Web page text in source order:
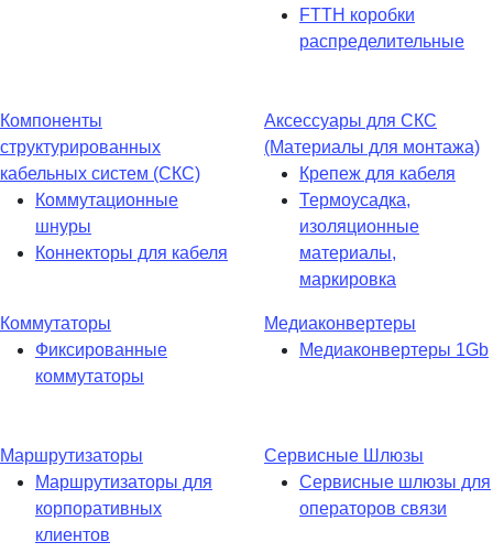
FTTH коробки
распределительные
Компоненты
структурированных
кабельных систем (СКС)
Коммутационные
шнуры
Коннекторы для кабеля
Аксессуары для СКС
(Материалы для монтажа)
Крепеж для кабеля
Термоусадка,
изоляционные
материалы,
маркировка
Коммутаторы
Фиксированные
коммутаторы
Медиаконвертеры
Медиаконвертеры 1Gb
Маршрутизаторы
Маршрутизаторы для
корпоративных
клиентов
Сервисные Шлюзы
Сервисные шлюзы для
операторов связи